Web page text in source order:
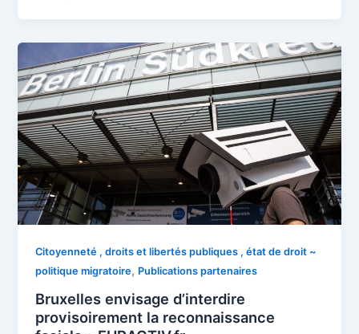
Citoyenneté , droits et libertés publiques , état de droit ~
politique migratoire, Publications partenaires
Bruxelles envisage d’interdire
provisoirement la reconnaissance